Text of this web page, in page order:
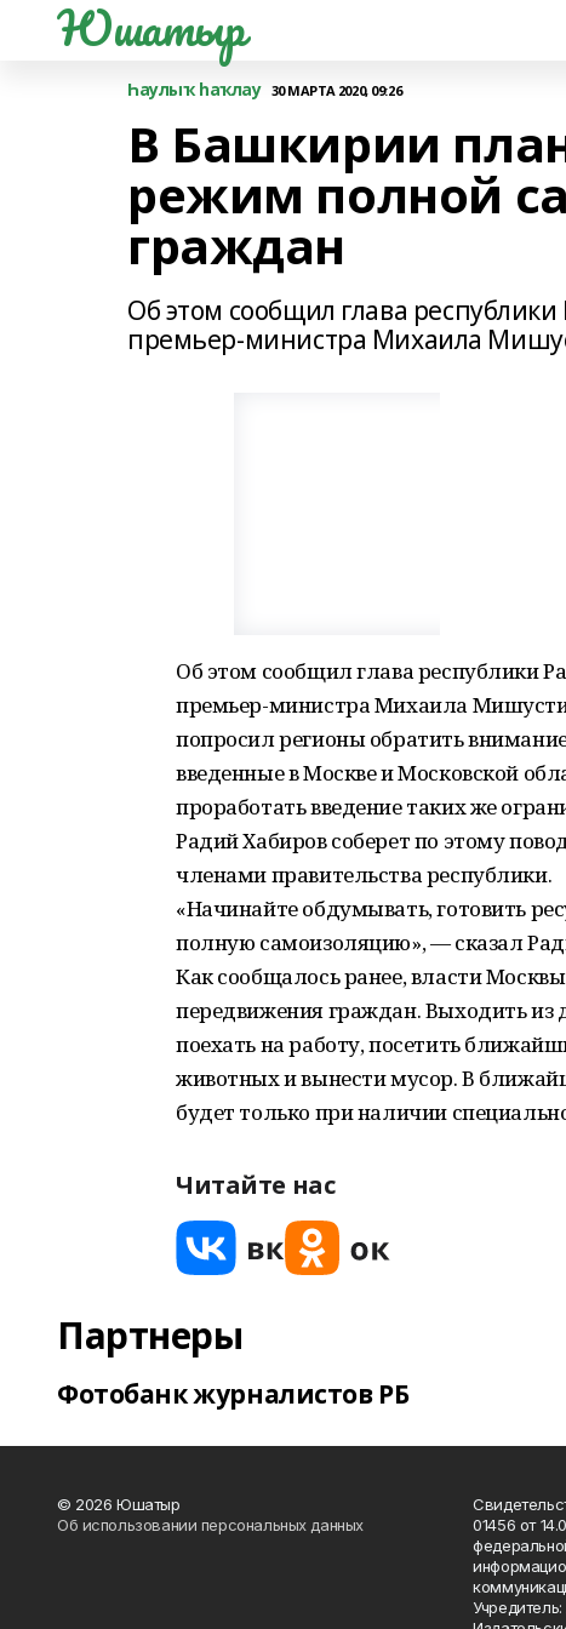
Юшатыр
Һаулыҡ һаҡлау 30 МАРТА 2020, 09:26
В Башкирии
режим полной
граждан
Об этом сообщил глава
премьер-министра Михаила
Об этом сообщил глава республики
премьер-министра Михаила
попросил регионы обратить
введенные в Москве и Московской
проработать введение таких же
Радий Хабиров соберет по этому
членами правительства республики.
«Начинайте обдумывать, готовить
полную самоизоляцию», — сказал
Как сообщалось ранее, власти
передвижения граждан. Выходить из
поехать на работу, посетить
животных и вынести мусор. В
будет только при наличии
Читайте нас
Партнеры
Фотобанк журналистов РБ
© 2026 Юшатыр
Об использовании персональных данных
01456 от